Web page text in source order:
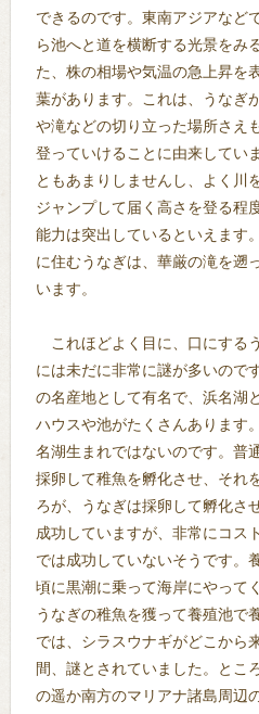
できるのです。東南アジアなど
ら池へと道を横断する光景をみ
た、株の相場や気温の急上昇を
葉があります。これは、うなぎ
や滝などの切り立った場所さえ
登っていけることに由来してい
ともあまりしませんし、よく川
ジャンプして届く高さを登る程
能力は突出しているといえます
に住むうなぎは、華厳の滝を遡
います。
これほどよく目に、口にする
には未だに非常に謎が多いので
の名産地として有名で、浜名湖
ハウスや池がたくさんあります
名湖生まれではないのです。普
採卵して稚魚を孵化させ、それ
ろが、うなぎは採卵して孵化さ
成功していますが、非常にコス
では成功していないそうです。
頃に黒潮に乗って海岸にやって
うなぎの稚魚を獲って養殖池で
では、シラスウナギがどこから
間、謎とされていました。とこ
の遥か南方のマリアナ諸島周辺